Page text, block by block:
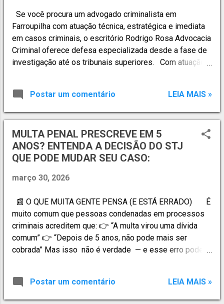
condições variam, mas normalmente incluem: pagamento
de multa prestação de serviços à comunidade reparação
do dano cumprimento de obrigações específic...
Se você procura um advogado criminalista em
Farroupilha com atuação técnica, estratégica e imediata
em casos criminais, o escritório Rodrigo Rosa Advocacia
Criminal oferece defesa especializada desde a fase de
investigação até os tribunais superiores. Com atuação
todas as instâncias; ✔ Recursos aos Tribunais de
Justiça, Tribunais Regionais Federais e Tribunais
Superiores; ✔ Prisões em flagrante — plantão criminal 24
horas; A defesa penal começa no primeiro momento.
Cada decisão tomada nas fases iniciais pode definir o
rumo do processo. Escritório de Advocacia Criminal em
Rodrigo Rosa Advocacia Criminal atua de forma
incluindo: ⚖ Atuação Criminal Especializada • Defesa
em inquéritos policiais; • P...
Postar um comentário LEIA MAIS »
MULTA PENAL PRESCREVE EM 5
ANOS? ENTENDA A DECISÃO DO STJ
QUE PODE MUDAR SEU CASO:
março 30, 2026
📰 O QUE MUITA GENTE PENSA (E ESTÁ ERRADO) É
muito comum que pessoas condenadas em processos
criminais acreditem que: 👉 “A multa virou uma dívida
comum” 👉 “Depois de 5 anos, não pode mais ser
cobrada” Mas isso não é verdade — e esse erro pode
decidiu, em julgamento que deve ser seguido por todo o
país: ✔️ A multa penal não perde sua natureza criminal ✔️
Postar um comentário LEIA MAIS »